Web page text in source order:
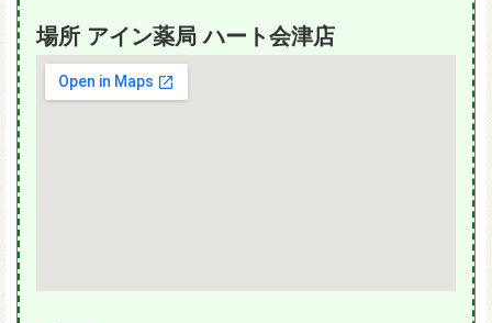
場所 アイン薬局 ハート会津店